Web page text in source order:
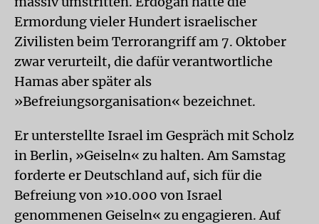
Ermordung vieler Hundert israelischer
Zivilisten beim Terrorangriff am 7. Oktober
zwar verurteilt, die dafür verantwortliche
Hamas aber später als
»Befreiungsorganisation« bezeichnet.
Er unterstellte Israel im Gespräch mit Scholz
in Berlin, »Geiseln« zu halten. Am Samstag
forderte er Deutschland auf, sich für die
Befreiung von »10.000 von Israel
genommenen Geiseln« zu engagieren. Auf